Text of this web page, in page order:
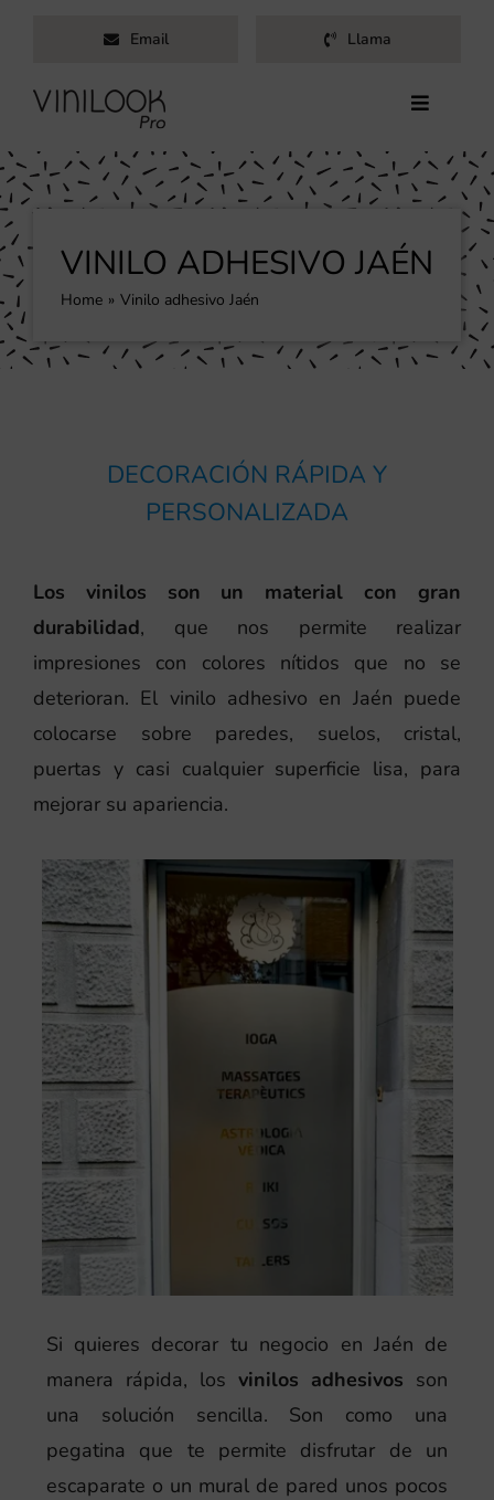
contenido
Email Llama
Toggle
Inicio
Servicios
Productos
Trabajos
Blog
VINILO ADHESIVO JAÉN
Home Vinilo adhesivo Jaén
DECORACIÓN RÁPIDA Y
PERSONALIZADA
Los vinilos son un material con gran
durabilidad, que nos permite realizar
impresiones con colores nítidos que no se
deterioran. El vinilo adhesivo en Jaén puede
colocarse sobre paredes, suelos, cristal,
puertas y casi cualquier superficie lisa, para
mejorar su apariencia.
Si quieres decorar tu negocio en Jaén de
manera rápida, losvinilos adhesivos son
una solución sencilla. Son como una
pegatina que te permite disfrutar de un
escaparate o un mural de pared unos pocos